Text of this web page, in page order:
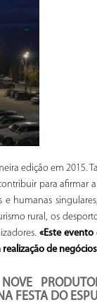
edição em 2015.
para
humanas
rural, os
«Este
de
FESTA DO